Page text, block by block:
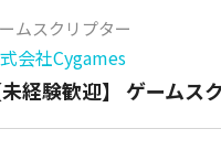
ムスクリプター
会社Cygames
未経験歓迎】 ゲームス